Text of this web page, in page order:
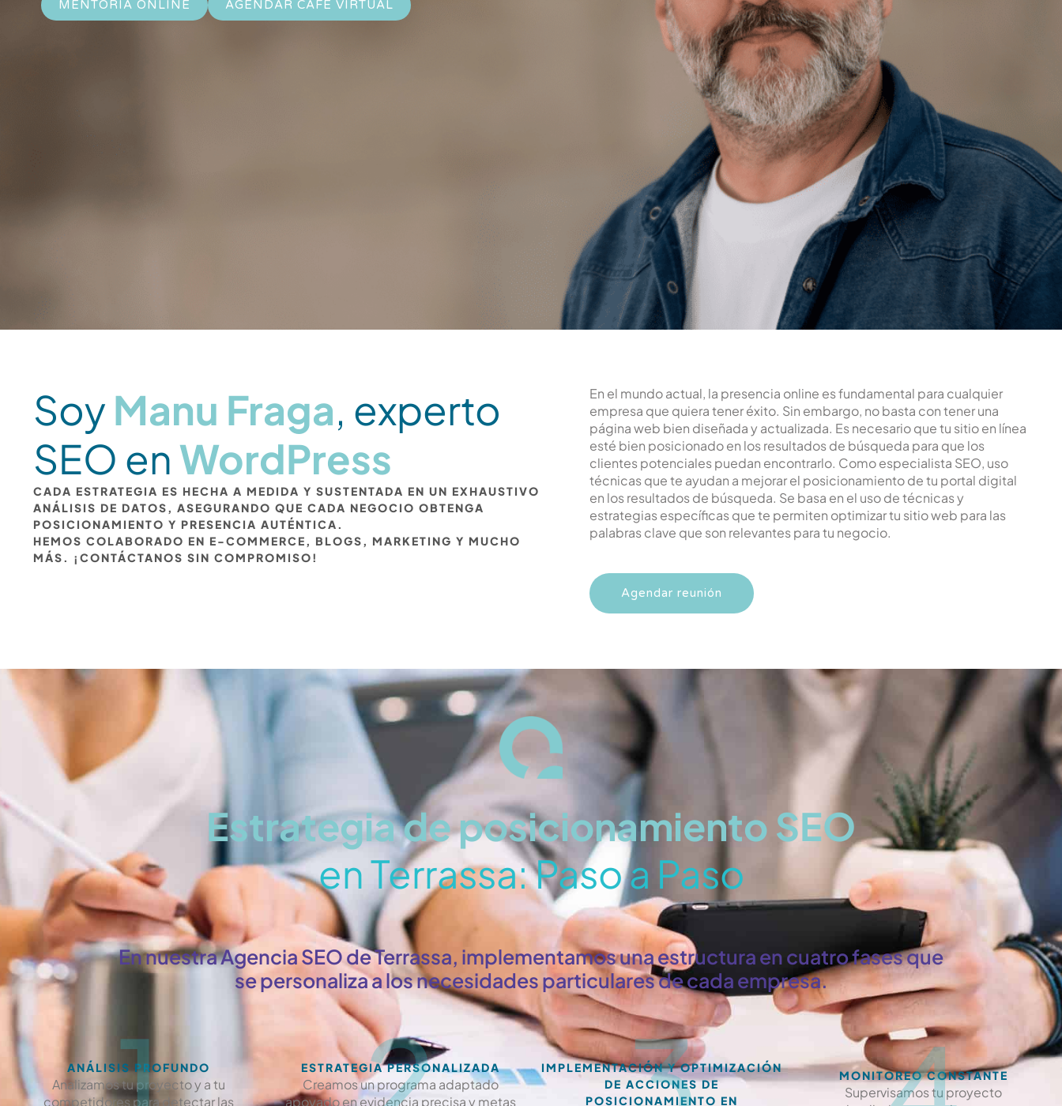
MENTORÍA ONLINE AGENDAR CAFÉ VIRTUAL
Soy Manu Fraga, experto
SEO enWordPress
CADA ESTRATEGIA ES HECHA A MEDIDA Y SUSTENTADA EN UN EXHAUSTIVO
ANÁLISIS DE DATOS, ASEGURANDO QUE CADA NEGOCIO OBTENGA
POSICIONAMIENTO Y PRESENCIA AUTÉNTICA.
HEMOS COLABORADO EN E-COMMERCE, BLOGS, MARKETING Y MUCHO
MÁS. ¡CONTÁCTANOS SIN COMPROMISO!
En el mundo actual, la presencia online es fundamental para cualquier
empresa que quiera tener éxito. Sin embargo, no basta con tener una
página web bien diseñada y actualizada. Es necesario que tu sitio en línea
esté bien posicionado en los resultados de búsqueda para que los
clientes potenciales puedan encontrarlo. Como especialista SEO, uso
técnicas que te ayudan a mejorar el posicionamiento de tu portal digital
en los resultados de búsqueda. Se basa en el uso de técnicas y
estrategias específicas que te permiten optimizar tu sitio web para las
palabras clave que son relevantes para tu negocio.
Agendar reunión
Estrategia de posicionamiento SEO
en Terrassa: Paso a Paso
En nuestra Agencia SEO de Terrassa, implementamos una estructura en cuatro fases que
se personaliza a los necesidades particulares de cada empresa.
ANÁLISIS PROFUNDO
Analizamos tu proyecto y a tu
competidores para detectar las
ESTRATEGIA PERSONALIZADA
Creamos un programa adaptado
apoyado en evidencia precisa y metas
IMPLEMENTACIÓN Y OPTIMIZACIÓN
DE ACCIONES DE
POSICIONAMIENTO EN
MONITOREO CONSTANTE
Supervisamos tu proyecto